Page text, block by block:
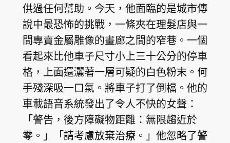
供過任何幫助。今天，他面臨的是城市傳
說中最恐怖的挑戰，一條夾在理髮店與一
間專賣金屬雕像的畫廊之間的窄巷。一個
看起來比他車子尺寸小上三十公分的停車
格，上面還灑著一層可疑的白色粉末。何
手殘深吸一口氣。將車子打了倒檔。他的
車載語音系統發出了令人不快的女聲：
「警告，後方障礙物距離：無限趨近於
零。」「請考慮放棄治療。」他忽略了警